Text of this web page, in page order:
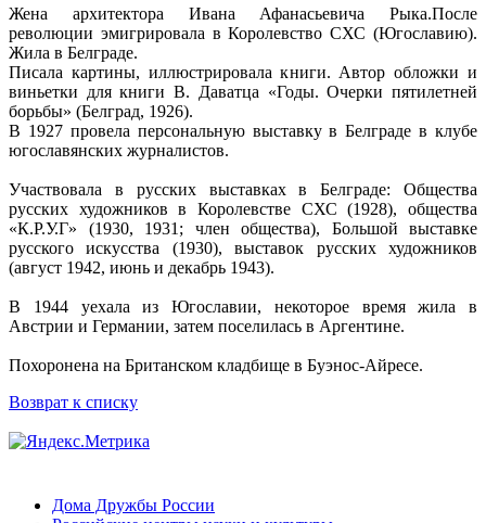
Жена архитектора Ивана Афанасьевича Рыка.После
революции эмигрировала в Королевство СХС (Югославию).
Жила в Белграде.
Писала картины, иллюстрировала книги. Автор обложки и
виньетки для книги В. Даватца «Годы. Очерки пятилетней
борьбы» (Белград, 1926).
В 1927 провела персональную выставку в Белграде в клубе
югославянских журналистов.
Участвовала в русских выставках в Белграде: Общества
русских художников в Королевстве СХС (1928), общества
«К.Р.У.Г» (1930, 1931; член общества), Большой выставке
русского искусства (1930), выставок русских художников
(август 1942, июнь и декабрь 1943).
В 1944 уехала из Югославии, некоторое время жила в
Австрии и Германии, затем поселилась в Аргентине.
Похоронена на Британском кладбище в Буэнос-Айресе.
Возврат к списку
Дома Дружбы России